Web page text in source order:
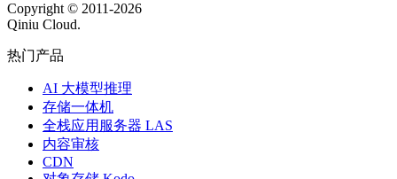
Copyright © 2011-2026
Qiniu Cloud.
热门产品
AI 大模型推理
存储一体机
全栈应用服务器 LAS
内容审核
CDN